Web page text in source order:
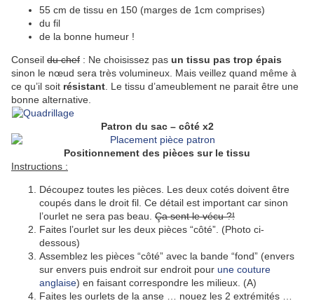
55 cm de tissu en 150 (marges de 1cm comprises)
du fil
de la bonne humeur !
Conseil du chef : Ne choisissez pas un tissu pas trop épais
sinon le nœud sera très volumineux. Mais veillez quand même à
ce qu’il soit résistant . Le tissu d’ameublement ne parait être une
bonne alternative.
Patron du sac – côté x2
Positionnement des pièces sur le tissu
Instructions :
Découpez toutes les pièces. Les deux cotés doivent être
coupés dans le droit fil. Ce détail est important car sinon
l’ourlet ne sera pas beau. Ça sent le vécu ?!
Faites l’ourlet sur les deux pièces “côté”. (Photo ci-
dessous)
Assemblez les pièces “côté” avec la bande “fond” (envers
sur envers puis endroit sur endroit pour une couture
anglaise) en faisant correspondre les milieux. (A)
Faites les ourlets de la anse … nouez les 2 extrémités …